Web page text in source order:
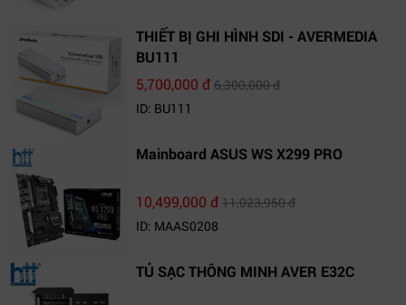
THIẾT BỊ GHI HÌNH SDI - AVERMEDIA
BU111
5,700,000 đ6,300,000 đ
ID: BU111
Mainboard ASUS WS X299 PRO
10,499,000 đ11,023,950 đ
ID: MAAS0208
TỦ SẠC THÔNG MINH AVER E32C